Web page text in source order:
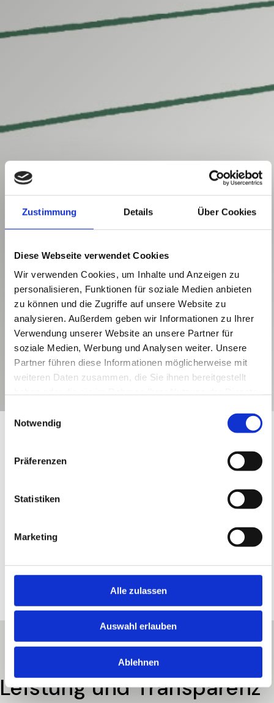
Zustimmung Details Über Cookies
Diese Webseite verwendet Cookies
Wir verwenden Cookies, um Inhalte und Anzeigen zu
personalisieren, Funktionen für soziale Medien anbieten
zu können und die Zugriffe auf unsere Website zu
analysieren. Außerdem geben wir Informationen zu Ihrer
Verwendung unserer Website an unsere Partner für
soziale Medien, Werbung und Analysen weiter. Unsere
Partner führen diese Informationen möglicherweise mit
weiteren Daten zusammen, die Sie ihnen bereitgestellt
Einwilligungsauswahl
Notwendig
Präferenzen
Statistiken
Marketing
Alle zulassen
Auswahl erlauben
Ablehnen
STARTSEITE
GLÄSER FÜR
GLÄSER FÜR
GEWERBLICHE
KÜHLGERÄTE
Leistung und Transparenz